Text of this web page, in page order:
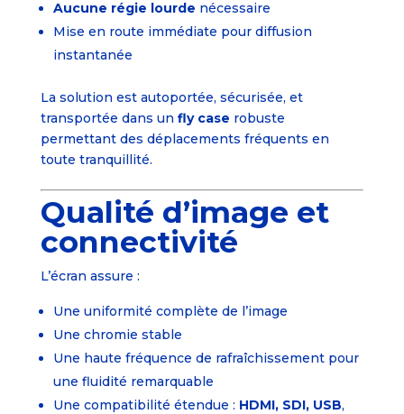
Aucune régie lourde nécessaire
Mise en route immédiate pour diffusion
instantanée
La solution est autoportée, sécurisée, et
transportée dans un fly case robuste
permettant des déplacements fréquents en
toute tranquillité.
Qualité d’image et
connectivité
L’écran assure :
Une uniformité complète de l’image
Une chromie stable
Une haute fréquence de rafraîchissement pour
une fluidité remarquable
Une compatibilité étendue : HDMI, SDI, USB,